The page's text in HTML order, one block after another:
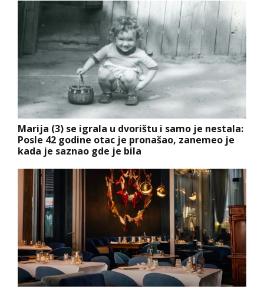
Marija (3) se igrala u dvorištu i samo je nestala:
Posle 42 godine otac je pronašao, zanemeo je
kada je saznao gde je bila